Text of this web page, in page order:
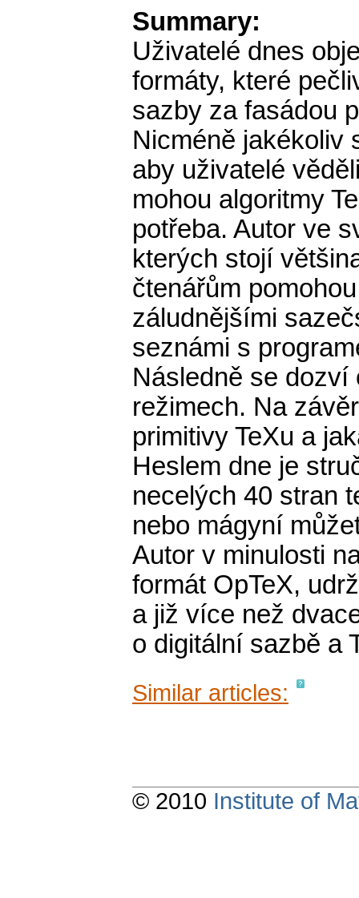
Summary:
Uživatelé dnes
formáty, které
sazby za fasádou
Nicméně jakékoliv
aby uživatelé
mohou algoritmy
potřeba. Autor ve
kterých stojí
čtenářům
záludnějšími
seznámi s
Následně se dozví
režimech. Na
primitivy TeXu a
Heslem dne je
necelých 40 stran
nebo mágyní
Autor v minulosti
formát OpTeX,
a již více než
o digitální sazbě a
Similar articles:
© 2010 Institute of